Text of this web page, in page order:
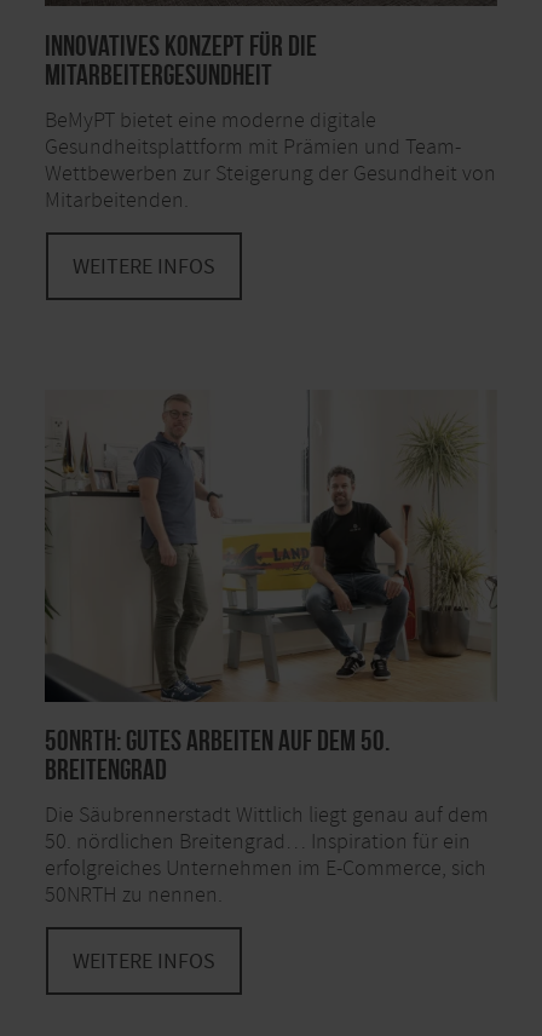
Innovatives Konzept für die
Mitarbeitergesundheit
BeMyPT bietet eine moderne digitale
Gesundheitsplattform mit Prämien und Team-
Wettbewerben zur Steigerung der Gesundheit von
Mitarbeitenden.
WEITERE INFOS
50NRTH: Gutes Arbeiten auf dem 50.
Breitengrad
Die Säubrennerstadt Wittlich liegt genau auf dem
50. nördlichen Breitengrad… Inspiration für ein
erfolgreiches Unternehmen im E-Commerce, sich
50NRTH zu nennen.
WEITERE INFOS